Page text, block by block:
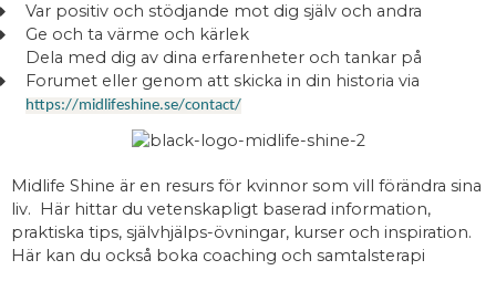
Var positiv och stödjande mot dig själv och andra
Ge och ta värme och kärlek
Dela med dig av dina erfarenheter och tankar på
Forumet eller genom att skicka in din historia via
https://midlifeshine.se/contact/
Midlife Shine är en resurs för kvinnor som vill förändra sina
liv. Här hittar du vetenskapligt baserad information,
praktiska tips, självhjälps-övningar, kurser och inspiration.
Här kan du också boka coaching och samtalsterapi